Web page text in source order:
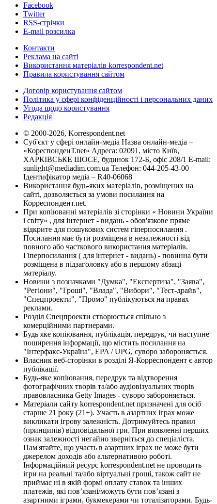
Facebook
Twitter
RSS-стрічки
E-mail розсилка
Контакти
Реклама на сайті
Використання матеріалів korrespondent.net
Правила користування сайтом
Договір користування сайтом
Політика у сфері конфіденційності і персональних даних
Угода щодо користування
Редакція
© 2000-2026, Korrespondent.net
Суб'єкт у сфері онлайн-медіа Назва онлайн-медіа –
«КореспонденТ.net» Адреса: 02091, місто Київ,
ХАРКІВСЬКЕ ШОСЕ, будинок 172-Б, офіс 208/1 E-mail:
sunlight@mediadim.com.ua Телефон: 044-205-43-00
Ідентифікатор медіа – R40-06068
Використання будь-яких матеріалів, розміщених на
сайті, дозволяється за умови посилання на
Корреспондент.net.
При копіюванні матеріалів зі сторінки « Новини України
і світу» , для інтернет - видань - обов'язкове пряме
відкрите для пошукових систем гіперпосилання .
Посилання має бути розміщена в незалежності від
повного або часткового використання матеріалів.
Гіперпосилання ( для інтернет - видань) - повинна бути
розміщена в підзаголовку або в першому абзаці
матеріалу.
Новини з позначками "Думка", "Експертиза", "Заява",
"Регіони", "Гроші", "Влада", "Вибори", "Тест-драйв",
"Спецпроекти", "Промо" публікуються на правах
реклами.
Розділ Спецпроекти створюється спільно з
комерційними партнерами.
Будь яке копіювання, публікація, передрук, чи наступне
поширення інформації, що містить посилання на
"Інтерфакс-Україна", EPA / UPG, суворо забороняється.
Власник веб-сторінки в розділі Я-Корреспондент є автор
публікації.
Будь-яке копіювання, передрук та відтворення
фотографічних творів та/або аудіовізуальних творів
правовласника Getty Images - суворо забороняється.
Матеріали сайту korrespondent.net призначені для осіб
старше 21 року (21+). Участь в азартних іграх може
викликати ігрову залежність. Дотримуйтесь правил
(принципів) відповідальної гри. При виявленні перших
ознак залежності негайно зверніться до спеціаліста.
Пам'ятайте, що участь в азартних іграх не може бути
джерелом доходів або альтернативою роботі.
Інформаційний ресурс korrespondent.net не проводить
ігри на реальні та/або віртуальні гроші, також сайт не
приймає ні в якій формі оплату ставок та інших
платежів, які пов’язані/можуть бути пов’язані з
азартними іграми, букмекерами чи тоталізаторами. Будь-